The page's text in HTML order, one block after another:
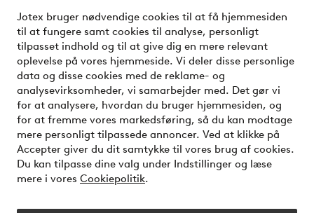
Jotex bruger nødvendige cookies til at få hjemmesiden
til at fungere samt cookies til analyse, personligt
tilpasset indhold og til at give dig en mere relevant
oplevelse på vores hjemmeside. Vi deler disse personlige
data og disse cookies med de reklame- og
analysevirksomheder, vi samarbejder med. Det gør vi
for at analysere, hvordan du bruger hjemmesiden, og
for at fremme vores markedsføring, så du kan modtage
mere personligt tilpassede annoncer. Ved at klikke på
Accepter giver du dit samtykke til vores brug af cookies.
Du kan tilpasse dine valg under Indstillinger og læse
mere i vores Cookiepolitik.
Venner
Sikre betalinger - betal nu eller del op
Vil du vide mere om vores betalingsmuligheder?
elpy